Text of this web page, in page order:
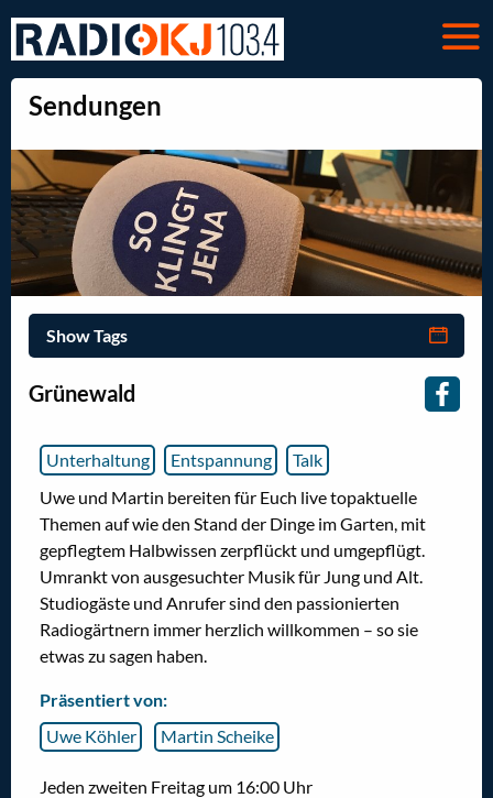
Sendungen
Show Tags
Grünewald
Unterhaltung Entspannung
Talk
Uwe und Martin bereiten für Euch live topaktuelle
Themen auf wie den Stand der Dinge im Garten, mit
gepflegtem Halbwissen zerpflückt und umgepflügt.
Umrankt von ausgesuchter Musik für Jung und Alt.
Studiogäste und Anrufer sind den passionierten
Radiogärtnern immer herzlich willkommen – so sie
etwas zu sagen haben.
Präsentiert von:
Uwe Köhler
Martin Scheike
Jeden zweiten Freitag um 16:00 Uhr